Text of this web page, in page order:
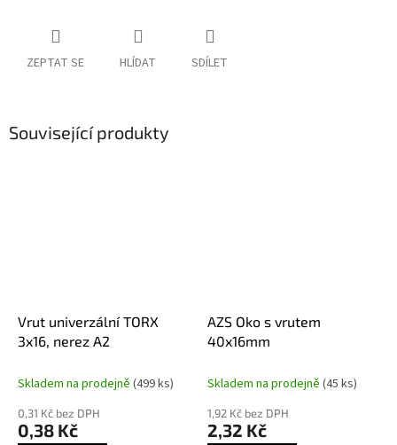
ZEPTAT SE HLÍDAT SDÍLET
Související produkty
Vrut univerzální TORX
3x16, nerez A2
Skladem na prodejně (499 ks)
0,31 Kč bez DPH
0,38 Kč
AZS Oko s vrutem
40x16mm
Skladem na prodejně (45 ks)
1,92 Kč bez DPH
2,32 Kč